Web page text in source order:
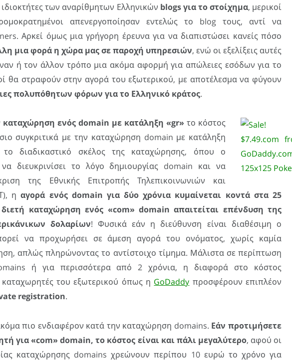
ιδιοκτήτες των αναρίθμητων Ελληνικών blogs για το στοίχημα, μερικοί
απενεργοποίησαν εντελώς το blog τους, αντί να
Αρκεί όμως μια γρήγορη έρευνα για να διαπιστώσει κανείς πόσο
μια φορά η χώρα μας σε παροχή υπηρεσιών, ενώ οι εξελίξεις αυτές
ή τον άλλον τρόπο μια ακόμα αφορμή για απώλειες εσόδων για το
θα στραφούν στην αγορά του εξωτερικού, με αποτέλεσμα να φύγουν
πολυπόθητων φόρων για το Ελληνικό κράτος.
καταχώρηση ενός domain με κατάληξη «gr» το κόστος
συγκριτικά με την καταχώρηση domain με κατάληξη
διαδικαστικό σκέλος της καταχώρησης, όπου ο
διευκρινίσει το λόγο δημιουργίας domain και να
της Εθνικής Επιτροπής Τηλεπικοινωνιών και
ηαγορά ενός domain για δύο χρόνια κυμαίνεται κοντά στα 25
διετή καταχώρηση ενός «com» domain απαιτείται επένδυση της
δολαρίων! Φυσικά εάν η διεύθυνση είναι διαθέσιμη ο
να προχωρήσει σε άμεση αγορά του ονόματος, χωρίς καμία
απλώς πληρώνοντας το αντίστοιχο τίμημα. Μάλιστα σε περίπτωση
ή για περισσότερα από 2 χρόνια, η διαφορά στο κόστος
καταχωρητές του εξωτερικού όπως η GoDaddy προσφέρουν επιπλέον
registration.
πιο ενδιαφέρον κατά την καταχώρηση domains. Εάν προτιμήσετε
για «com» domain, το κόστος είναι και πάλι μεγαλύτερο, αφού οι
καταχώρησης domains χρεώνουν περίπου 10 ευρώ το χρόνο για